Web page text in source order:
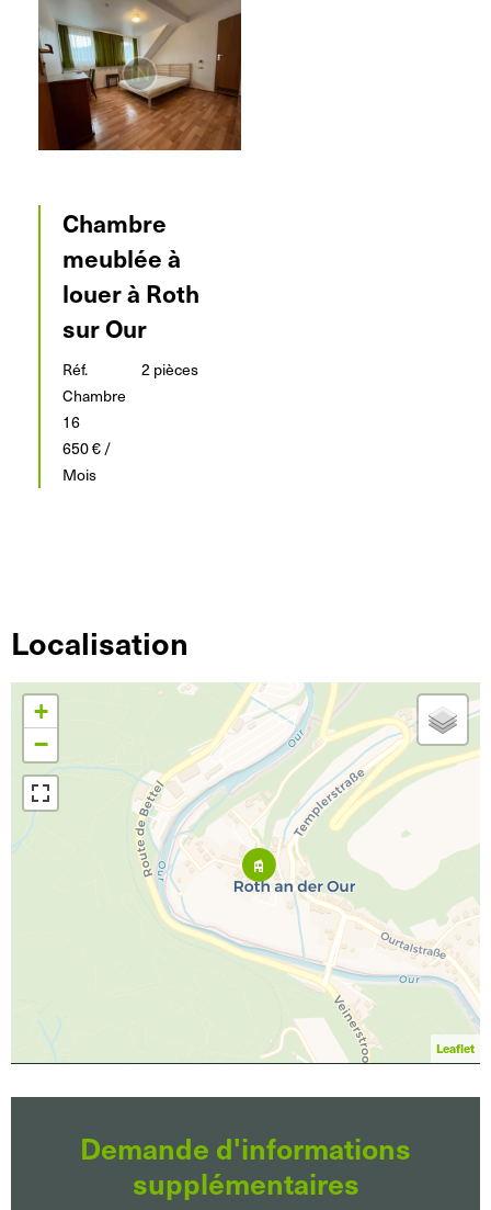
Chambre
meublée à
louer à Roth
sur Our
Réf.
Chambre
16
2 pièces
650 € /
Mois
Localisation
+
−
Leaflet
Demande d'informations
supplémentaires